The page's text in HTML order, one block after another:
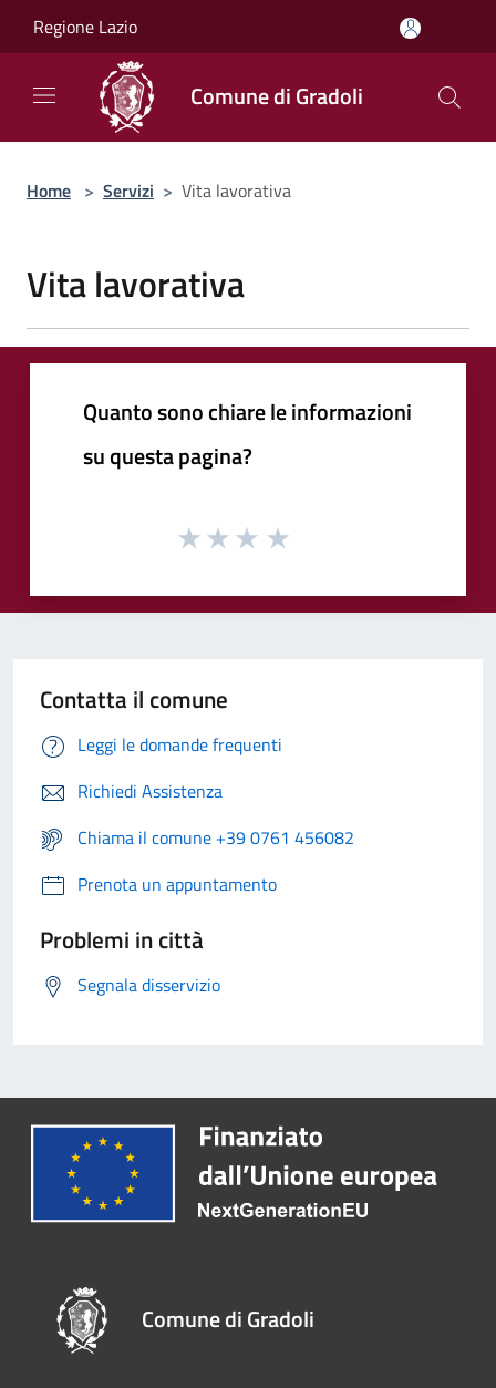
Regione Lazio
Comune di Gradoli
Home > Servizi > Vita lavorativa
Vita lavorativa
Quanto sono chiare le informazioni
su questa pagina?
Contatta il comune
Leggi le domande frequenti
Richiedi Assistenza
Chiama il comune +39 0761 456082
Prenota un appuntamento
Problemi in città
Segnala disservizio
Comune di Gradoli